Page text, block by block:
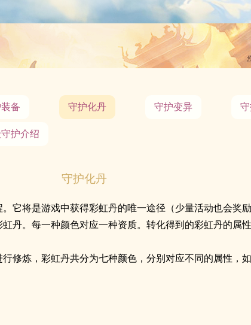
备 守护化丹 守护变异
护介绍
守护化丹
它将是游戏中获得彩虹丹的唯一途径（少量活动也会奖
丹。每一种颜色对应一种资质。转化得到的彩虹丹的属
修炼，彩虹丹共分为七种颜色，分别对应不同的属性，如